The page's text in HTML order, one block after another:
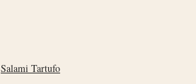
Salami Tartufo